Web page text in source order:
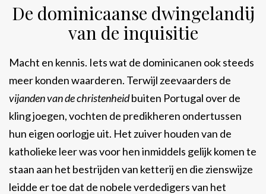
De dominicaanse dwingelandij
van de inquisitie
Macht en kennis. Iets wat de dominicanen ook steeds
meer konden waarderen. Terwijl zeevaarders de
vijanden van de christenheidbuiten Portugal over de
kling joegen, vochten de predikheren ondertussen
hun eigen oorlogje uit. Het zuiver houden van de
katholieke leer was voor hen inmiddels gelijk komen te
staan aan het bestrijden van ketterij en die zienswijze
leidde er toe dat de nobele verdedigers van het